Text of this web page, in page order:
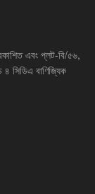
এবং প্লট-বি/৫৬,
৪ সিডিএ বাণিজ্যিক